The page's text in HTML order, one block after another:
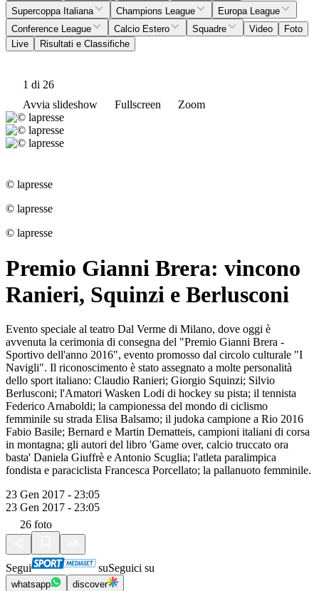
Supercoppa Italiana
Champions League
Europa League
Conference League
Calcio Estero Squadre Video
Foto
Live
Risultati e Classifiche
1 di 26
Avvia slideshow
Fullscreen Zoom
© lapresse
© lapresse
© lapresse
Premio Gianni Brera: vincono
Ranieri, Squinzi e Berlusconi
Evento speciale al teatro Dal Verme di Milano, dove oggi è
avvenuta la cerimonia di consegna del "Premio Gianni Brera -
Sportivo dell'anno 2016", evento promosso dal circolo culturale "I
Navigli". Il riconoscimento è stato assegnato a molte personalità
dello sport italiano: Claudio Ranieri; Giorgio Squinzi; Silvio
Berlusconi; l'Amatori Wasken Lodi di hockey su pista; il tennista
Federico Arnaboldi; la campionessa del mondo di ciclismo
femminile su strada Elisa Balsamo; il judoka campione a Rio 2016
Fabio Basile; Bernard e Martin Dematteis, campioni italiani di corsa
in montagna; gli autori del libro 'Game over, calcio truccato ora
basta' Daniela Giuffrè e Antonio Scuglia; l'atleta paralimpica
fondista e paraciclista Francesca Porcellato; la pallanuoto femminile.
23 Gen 2017 - 23:05
23 Gen 2017 - 23:05
26 foto
Segui suSeguici su
whatsapp discover